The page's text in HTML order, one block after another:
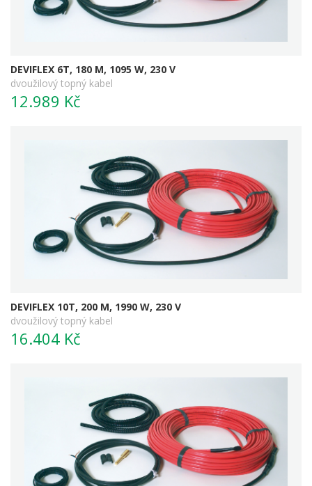
DEVIFLEX 6T, 180 M, 1095 W, 230 V
dvoužilový topný kabel
12.989 Kč
DEVIFLEX 10T, 200 M, 1990 W, 230 V
dvoužilový topný kabel
16.404 Kč